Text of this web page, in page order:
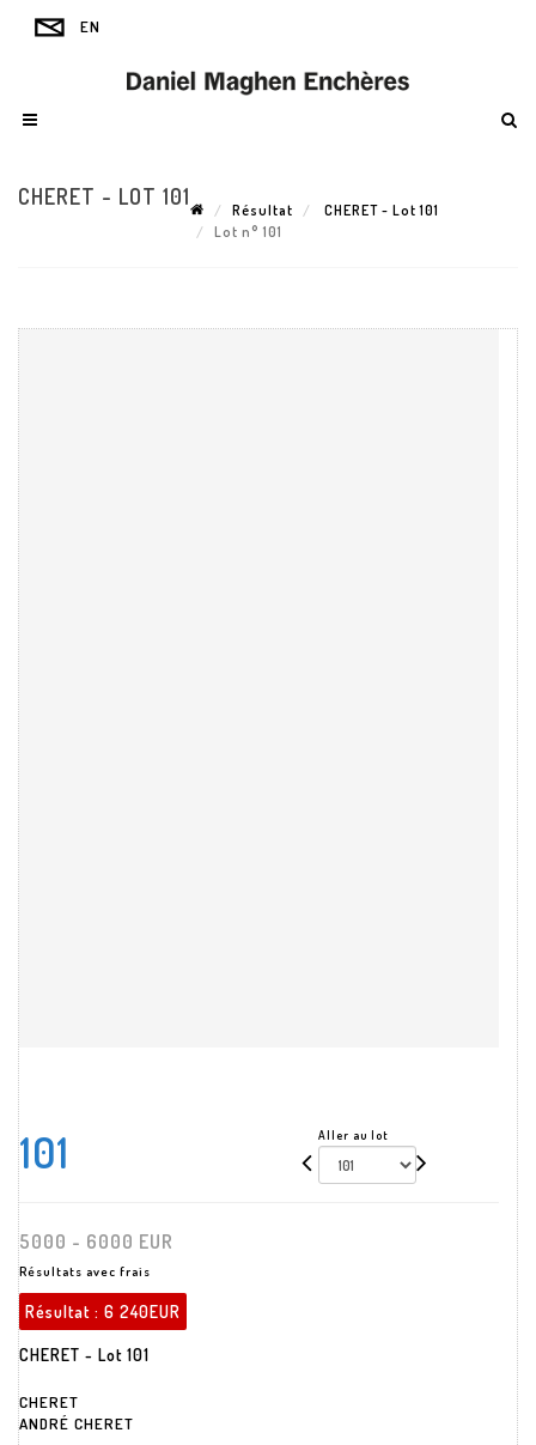
CHERET - LOT 101
Résultat
CHERET - Lot 101
Lot n° 101
101 Aller au lot
5000 - 6000 EUR
Résultats avec frais
Résultat : 6 240EUR
CHERET - Lot 101
CHERET
ANDRÉ CHERET